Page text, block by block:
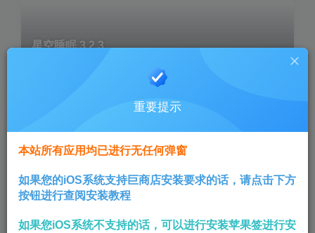
星空睡眠 3.2.3
解锁VIP-巨魔覆盖安装
重要提示
本站所有应用均已进行无任何弹窗
如果您的iOS系统支持巨商店安装要求的话，请点击下方
按钮进行查阅安装教程
如果您iOS系统不支持的话，可以进行安装苹果签进行安